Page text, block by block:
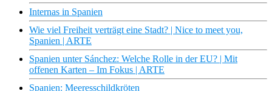
Internas in Spanien
Wie viel Freiheit verträgt eine Stadt? | Nice to meet you,
Spanien | ARTE
Spanien unter Sánchez: Welche Rolle in der EU? | Mit
offenen Karten – Im Fokus | ARTE
Spanien: Meeresschildkröten